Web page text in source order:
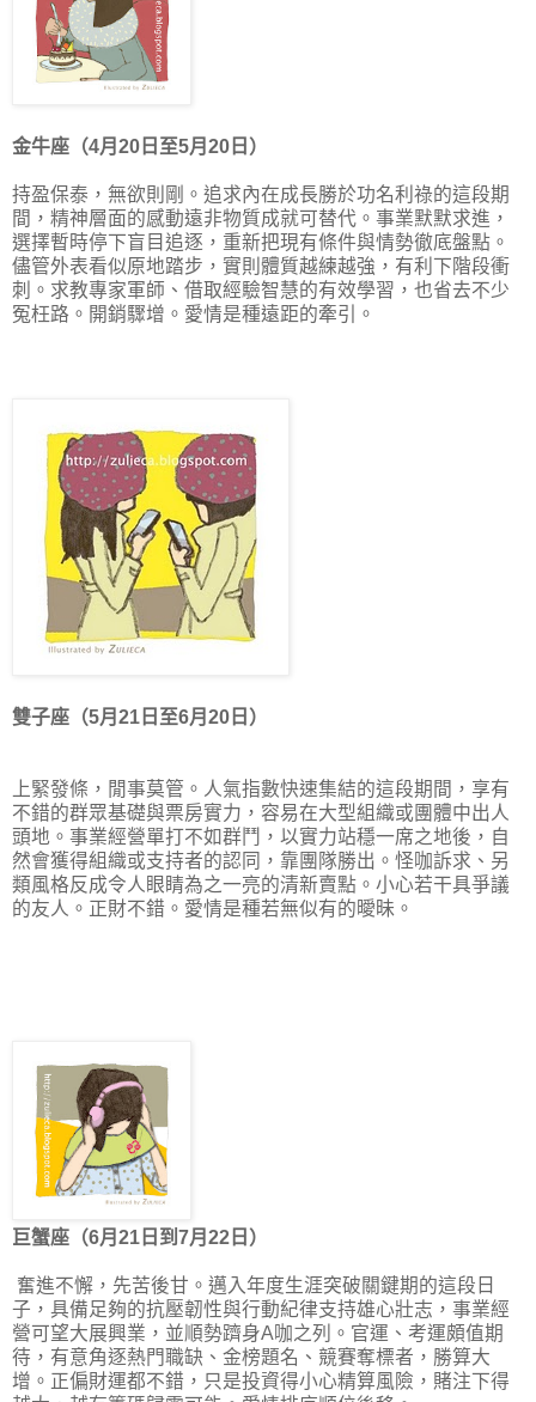
金牛座（4月20日至5月20日）
持盈保泰，無欲則剛。追求內在成長勝於功名利祿的這段期
間，精神層面的感動遠非物質成就可替代。事業默默求進，
選擇暫時停下盲目追逐，重新把現有條件與情勢徹底盤點。
儘管外表看似原地踏步，實則體質越練越強，有利下階段衝
刺。求教專家軍師、借取經驗智慧的有效學習，也省去不少
冤枉路。開銷驟增。愛情是種遠距的牽引。
雙子座（5月21日至6月20日）
上緊發條，閒事莫管。人氣指數快速集結的這段期間，享有
不錯的群眾基礎與票房實力，容易在大型組織或團體中出人
頭地。事業經營單打不如群鬥，以實力站穩一席之地後，自
然會獲得組織或支持者的認同，靠團隊勝出。怪咖訴求、另
類風格反成令人眼睛為之一亮的清新賣點。小心若干具爭議
的友人。正財不錯。愛情是種若無似有的曖昧。
巨蟹座（6月21日到7月22日）
奮進不懈，先苦後甘。邁入年度生涯突破關鍵期的這段日
子，具備足夠的抗壓韌性與行動紀律支持雄心壯志，事業經
營可望大展興業，並順勢躋身A咖之列。官運、考運頗值期
待，有意角逐熱門職缺、金榜題名、競賽奪標者，勝算大
增。正偏財運都不錯，只是投資得小心精算風險，賭注下得